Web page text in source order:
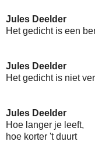
Jules Deelder
Het gedicht is een
Jules Deelder
Het gedicht is niet
Jules Deelder
Hoe langer je leeft,
hoe korter 't duurt